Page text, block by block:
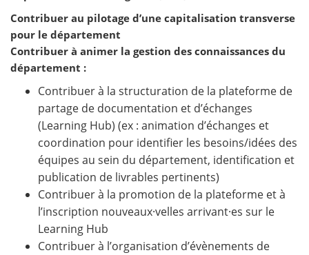
Contribuer au pilotage d’une capitalisation transverse
pour le département
Contribuer à animer la gestion des connaissances du
département :
Contribuer à la structuration de la plateforme de
partage de documentation et d’échanges
(Learning Hub) (ex : animation d’échanges et
coordination pour identifier les besoins/idées des
équipes au sein du département, identification et
publication de livrables pertinents)
Contribuer à la promotion de la plateforme et à
l’inscription nouveaux·velles arrivant·es sur le
Learning Hub
Contribuer à l’organisation d’évènements de